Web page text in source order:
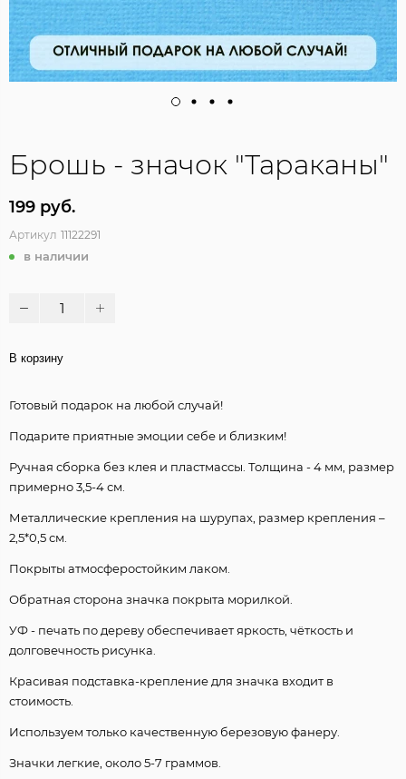
Брошь - значок "Тараканы"
199 руб.
Артикул 11122291
в наличии
В корзину
Готовый подарок на любой случай!
Подарите приятные эмоции себе и близким!
Ручная сборка без клея и пластмассы. Толщина - 4 мм, размер
примерно 3,5-4 см.
Металлические крепления на шурупах, размер крепления –
2,5*0,5 см.
Покрыты атмосферостойким лаком.
Обратная сторона значка покрыта морилкой.
УФ - печать по дереву обеспечивает яркость, чёткость и
долговечность рисунка.
Красивая подставка-крепление для значка входит в
стоимость.
Используем только качественную березовую фанеру.
Значки легкие, около 5-7 граммов.